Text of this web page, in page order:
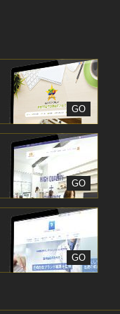
GO
GO
GO